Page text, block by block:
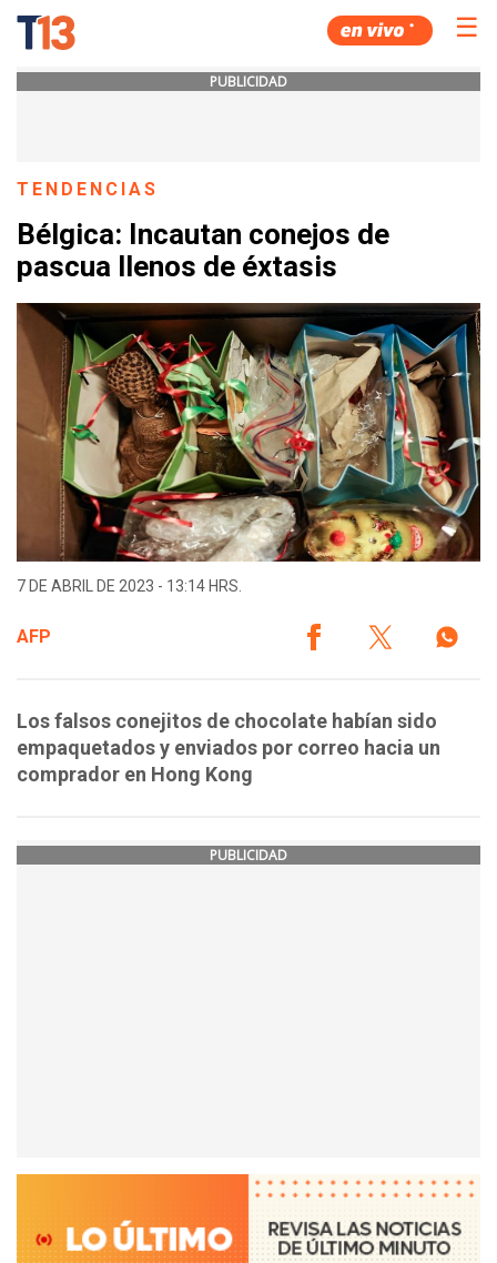
☰
PUBLICIDAD
TENDENCIAS
Bélgica: Incautan conejos de
pascua llenos de éxtasis
7 DE ABRIL DE 2023 - 13:14 HRS.
AFP
Los falsos conejitos de chocolate habían sido
empaquetados y enviados por correo hacia un
comprador en Hong Kong
PUBLICIDAD